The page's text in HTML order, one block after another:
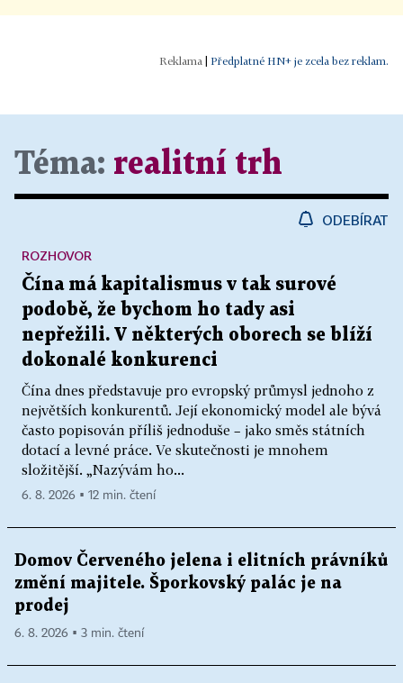
| Předplatné HN+ je zcela bez reklam.
Téma: realitní trh
ODEBÍRAT
Čína má kapitalismus v tak surové
podobě, že bychom ho tady asi
nepřežili. V některých oborech se blíží
dokonalé konkurenci
Čína dnes představuje pro evropský průmysl jednoho z
největších konkurentů. Její ekonomický model ale bývá
často popisován příliš jednoduše – jako směs státních
dotací a levné práce. Ve skutečnosti je mnohem
složitější. „Nazývám ho...
ROZHOVOR
6. 8. 2026 ▪ 12 min. čtení
Domov Červeného jelena i elitních právníků
změní majitele. Šporkovský palác je na
prodej
6. 8. 2026 ▪ 3 min. čtení